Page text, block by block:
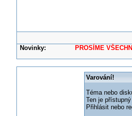
Novinky: PROSÍME VŠECHNY
Varování!
Téma nebo
Ten je
Přihlásit nebo